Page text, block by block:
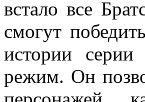
встало все
смогут
истории серии
режим. Он